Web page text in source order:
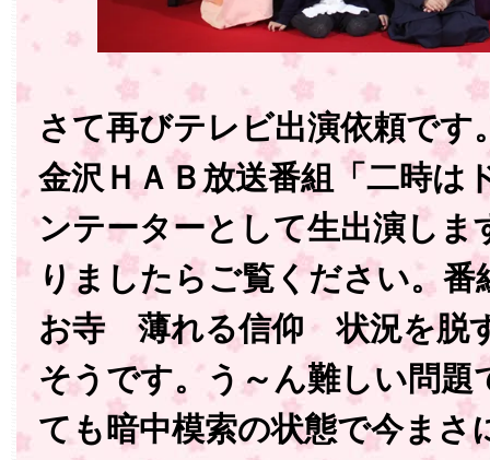
さて再びテレビ出演依頼です
金沢ＨＡＢ放送番組「二時は
ンテーターとして生出演しま
りましたらご覧ください。
お寺 薄れる信仰 状況を脱
そうです。う～ん難しい問題
ても暗中模索の状態で今まさ